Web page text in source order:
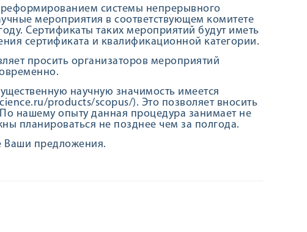
системы непрерывного
мероприятия в соответствующем комитете
Сертификаты таких мероприятий будут иметь
сертификата и квалификационной категории.
просить организаторов мероприятий
научную значимость имеется
products/scopus/). Это позволяет вносить
нашему опыту данная процедура занимает не
планироваться не позднее чем за полгода.
Ваши предложения.